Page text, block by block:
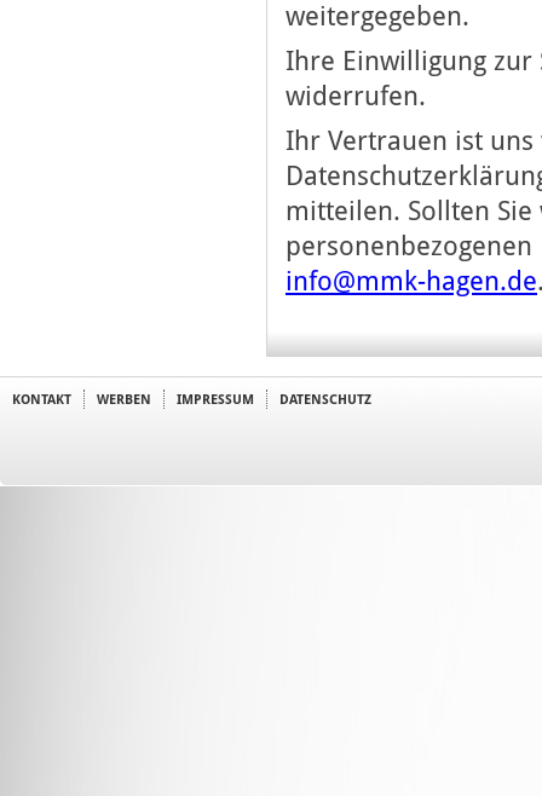
weitergegeben.
Ihre Einwilligung zur
widerrufen.
Ihr Vertrauen ist uns
mitteilen. Sollten
info@mmk-hagen.de
KONTAKT WERBEN IMPRESSUM DATENSCHUTZ